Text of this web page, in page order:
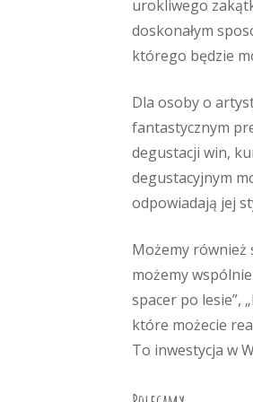
urokliwego
doskonałym
którego będzie
Dla osoby o
fantastycznym
degustacji win,
degustacyjnym
odpowiadają jej
Możemy również
możemy
spacer po lesie”,
które możecie
To inwestycja w